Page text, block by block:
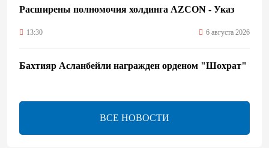
Расширены полномочия холдинга AZCON - Указ
13:30 6 августа 2026
Бахтияр Асланбейли награжден орденом "Шохрат"
13:26 6 августа 2026
bp о ходе строительства солнечной электростанции
ВСЕ НОВОСТИ